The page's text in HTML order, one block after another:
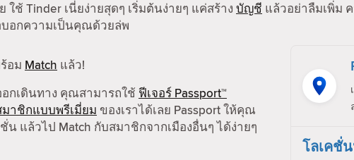
ใช้ Tinder เนี่ยง่ายสุดๆ เริ่มต้นง่ายๆ แค่สร้าง บัญชี แล้วอย่าลืมเพิ่ม
บอกความเป็นคุณด้วยล่พ
อม Match แล้ว!
กเดินทาง คุณสามารถใช้ ฟีเจอร์ Passport™
าชิกแบบพรีเมี่ยม ของเราได้เลย Passport ให้คุณ
น แล้วไป Match กับสมาชิกจากเมืองอื่นๆ ได้ง่ายๆ
โลเคชั่